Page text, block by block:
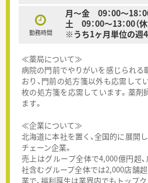
勤務時間
月～金 09：00～18：
土 09：00～13：00（休
※うち1ヶ月単位の週
≪薬局について≫
病院の門前でやりがいを感じられる
おり、門前の処方箋以外も応需して
枚の処方箋を応需しています。薬剤
ます。
≪企業について≫
北海道に本社を置く、全国的に展開
チェーン企業。
売上はグループ全体で4,000億円超
社含むグループ全体では2,000店舗
業で、福利厚生は業界内でもトップ